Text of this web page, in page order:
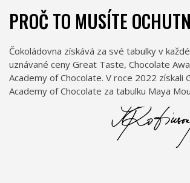
PROČ TO MUSÍTE
Čokoládovna získává za své tabulky v
uznávané ceny Great Taste, Chocolate
Academy of Chocolate. V roce 2022 získali
Academy of Chocolate za tabulku Maya